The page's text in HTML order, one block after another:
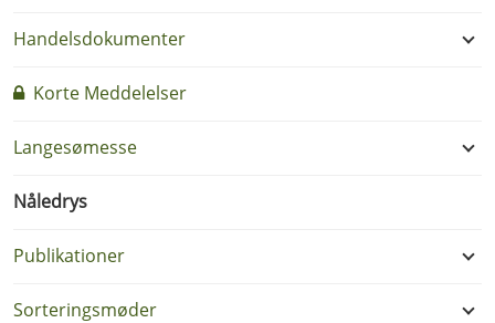
Handelsdokumenter
Korte Meddelelser
Langesømesse
Nåledrys
Publikationer
Sorteringsmøder